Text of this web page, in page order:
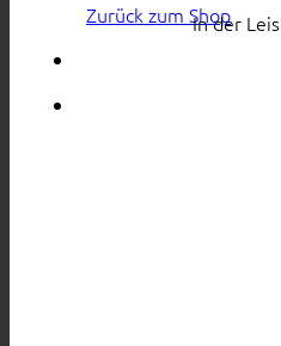
Zurück zum Shop
In der